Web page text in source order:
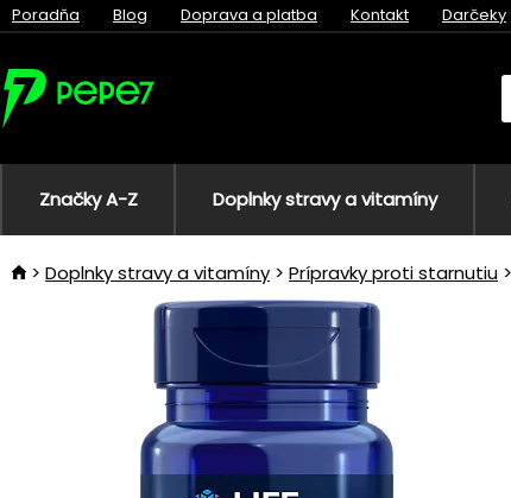
Poradňa Blog Doprava a platba Kontakt Darčeky
Značky A-Z Doplnky stravy a vitamíny
Doplnky stravy a vitamíny Prípravky proti starnutiu